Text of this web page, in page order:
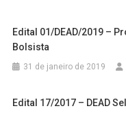
Edital 01/DEAD/2019 –
Bolsista
31 de janeiro de 2019
Edital 17/2017 – DEAD